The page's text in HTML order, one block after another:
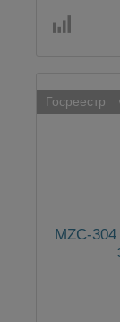
Госреестр
MZC-